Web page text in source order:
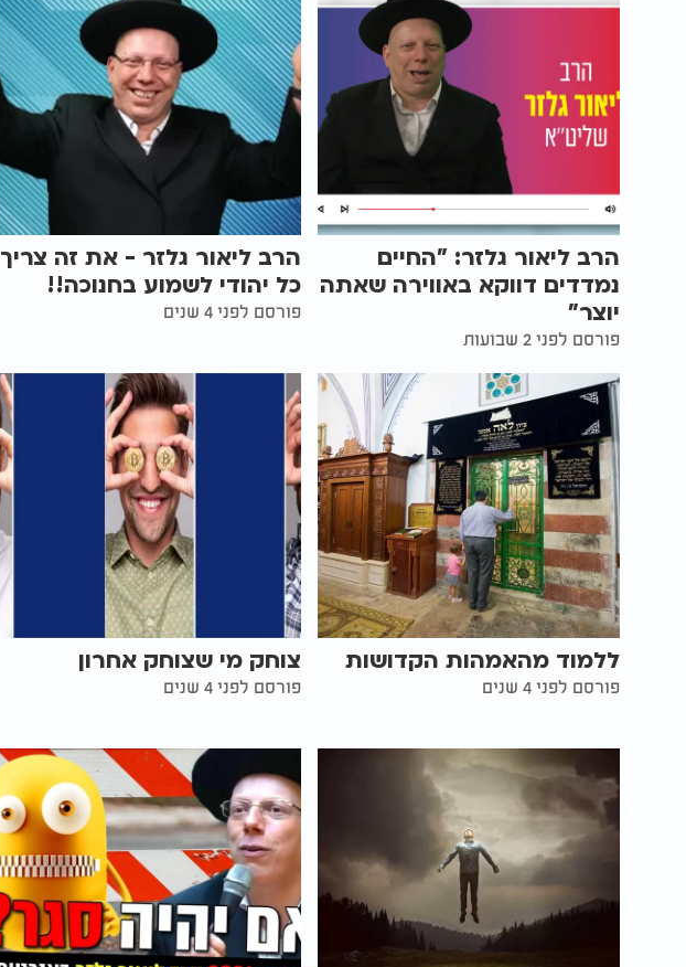
הרב ליאור גלזר: "החיים
נמדדים דווקא באווירה שאתה
יוצר"
פורסם לפני 2 שבועות
הרב ליאור גלזר - את זה צריך
כל יהודי לשמוע בחנוכה!!
פורסם לפני 4 שנים
ללמוד מהאמהות הקדושות
פורסם לפני 4 שנים
צוחק מי שצוחק אחרון
פורסם לפני 4 שנים